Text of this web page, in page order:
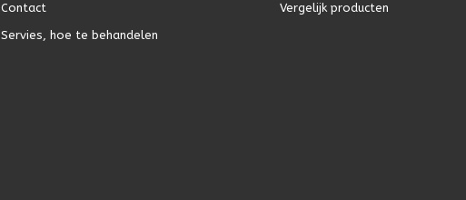
Contact
Servies, hoe te behandelen
Vergelijk producten